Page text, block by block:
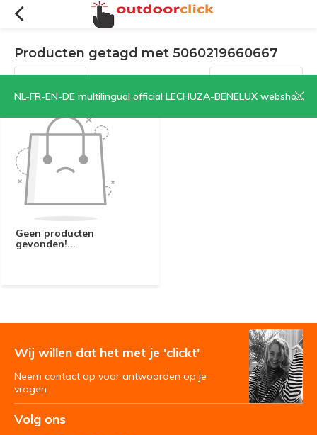
NL-FR-EN-DE multilingual official LECHUZA-BENELUX webshop | CLICK HERE NOW!
Producten getagd met 5060219660667
Filters Sorteren op:
Geen producten
gevonden!...
Wij willen dat het met je 'clickt'
Neem contact op voor antwoorden op je
vragen
Volg ons